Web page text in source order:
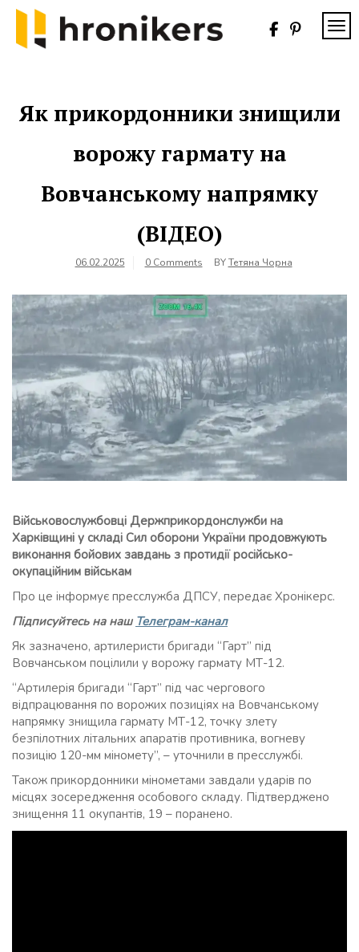
Skip
content
Як прикордонники знищили
ворожу гармату на
Вовчанському напрямку
(ВІДЕО)
06.02.2025 0 Comments BYТетяна Чорна
Військовослужбовці Держприкордонслужби на
Харківщині у складі Сил оборони України продовжують
виконання бойових завдань з протидії російсько-
окупаційним військам
Про це інформує пресслужба ДПСУ, передає Хронікерс.
Підписуйтесь на наш Телеграм-канал
Як зазначено, артилеристи бригади “Гарт” під
Вовчанськом поцілили у ворожу гармату МТ-12.
“Артилерія бригади “Гарт” під час чергового
відпрацювання по ворожих позиціях на Вовчанському
напрямку знищила гармату МТ-12, точку злету
безпілотних літальних апаратів противника, вогневу
позицію 120-мм міномету”, – уточнили в пресслужбі.
Також прикордонники мінометами завдали ударів по
місцях зосередження особового складу. Підтверджено
знищення 11 окупантів, 19 – поранено.